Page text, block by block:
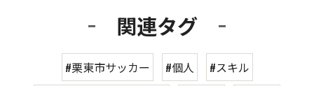
関連タグ
#栗東市サッカー #個人
#スキル